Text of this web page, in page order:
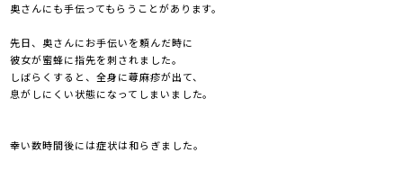
奥さんにも手伝ってもらうことがあります。
先日、奥さんにお手伝いを頼んだ時に
彼女が蜜蜂に指先を刺されました。
しばらくすると、全身に蕁麻疹が出て、
息がしにくい状態になってしまいました。
幸い数時間後には症状は和らぎました。